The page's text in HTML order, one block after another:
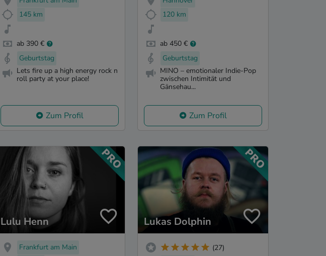
145 km
ab 390 €
Geburtstag
Lets fire up a high energy rock n
roll party at your place!
Zum Profil
120 km
ab 450 €
Geburtstag
MINO – emotionaler Indie-Pop
zwischen Intimität und
Gänsehau...
Zum Profil
Lulu Henn
Frankfurt am Main
Lukas Dolphin
(27)